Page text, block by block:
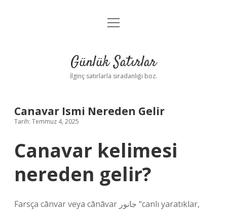
Anasayfa
Yasal Uyarı
menüyü
Günlük Satırlar
İlginç satırlarla sıradanlığı boz.
Canavar Ismi Nereden Gelir
Tarih: Temmuz 4, 2025
Canavar kelimesi
nereden gelir?
Farsça cānvar veya cānāvar جانور “canlı yaratıklar,